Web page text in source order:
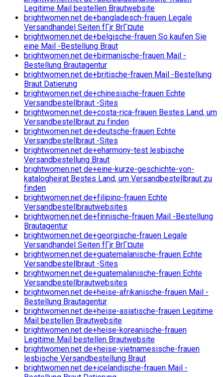
Legitime Mail bestellen Brautwebsite
brightwomen.net de+bangladesch-frauen Legale
Versandhandel Seiten fГјr BrГ¤ute
brightwomen.net de+belgische-frauen So kaufen Sie
eine Mail -Bestellung Braut
brightwomen.net de+birmanische-frauen Mail -
Bestellung Brautagentur
brightwomen.net de+britische-frauen Mail -Bestellung
Braut Datierung
brightwomen.net de+chinesische-frauen Echte
Versandbestellbraut -Sites
brightwomen.net de+costa-rica-frauen Bestes Land, um
Versandbestellbraut zu finden
brightwomen.net de+deutsche-frauen Echte
Versandbestellbraut -Sites
brightwomen.net de+eharmony-test lesbische
Versandbestellung Braut
brightwomen.net de+eine-kurze-geschichte-von-
katalogheirat Bestes Land, um Versandbestellbraut zu
finden
brightwomen.net de+filipino-frauen Echte
Versandbestellbrautwebsites
brightwomen.net de+finnische-frauen Mail -Bestellung
Brautagentur
brightwomen.net de+georgische-frauen Legale
Versandhandel Seiten fГјr BrГ¤ute
brightwomen.net de+guatemalanische-frauen Echte
Versandbestellbraut -Sites
brightwomen.net de+guatemalanische-frauen Echte
Versandbestellbrautwebsites
brightwomen.net de+heise-afrikanische-frauen Mail -
Bestellung Brautagentur
brightwomen.net de+heise-asiatische-frauen Legitime
Mail bestellen Brautwebsite
brightwomen.net de+heise-koreanische-frauen
Legitime Mail bestellen Brautwebsite
brightwomen.net de+heise-vietnamesische-frauen
lesbische Versandbestellung Braut
brightwomen.net de+icelandische-frauen Mail -